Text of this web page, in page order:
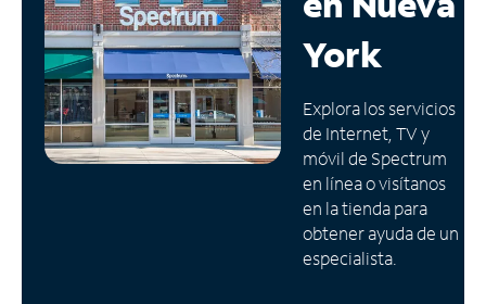
Administrar
cuenta
Encuentra
una
tienda
York
Explora los servicios
de Internet, TV y
móvil de Spectrum
en línea o visítanos
en la tienda para
obtener ayuda de un
especialista.